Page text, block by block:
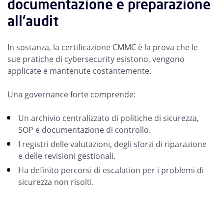
documentazione e preparazione
all'audit
In sostanza, la certificazione CMMC è la prova che le
sue pratiche di cybersecurity esistono, vengono
applicate e mantenute costantemente.
Una governance forte comprende:
Un archivio centralizzato di politiche di sicurezza,
SOP e documentazione di controllo.
I registri delle valutazioni, degli sforzi di riparazione
e delle revisioni gestionali.
Ha definito percorsi di escalation per i problemi di
sicurezza non risolti.